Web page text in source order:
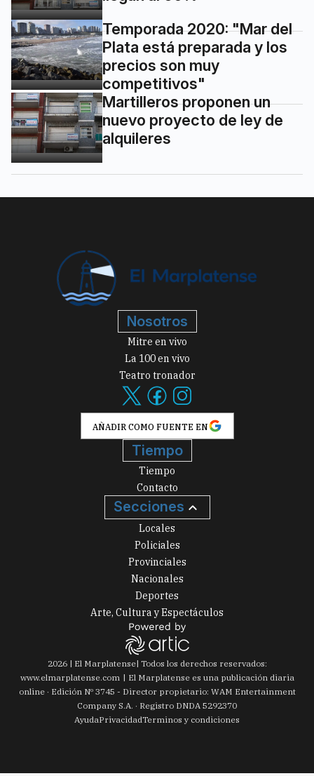
Temporada 2020: "Mar del
Plata está preparada y los
precios son muy
competitivos"
Martilleros proponen un
nuevo proyecto de ley de
alquileres
Nosotros
Mitre en vivo
La 100 en vivo
Teatro tronador
AÑADIR COMO FUENTE EN
Tiempo
Tiempo
Contacto
Secciones
Locales
Policiales
Provinciales
Nacionales
Deportes
Arte, Cultura y Espectáculos
2026| El Marplatense| Todos los derechos reservados:
www.elmarplatense.com
El Marplatense es una publicación diaria
online · Edición Nº 3745 - Director propietario: WAM Entertainment
Company S.A. · Registro DNDA 5292370
AyudaPrivacidadTerminos y condiciones